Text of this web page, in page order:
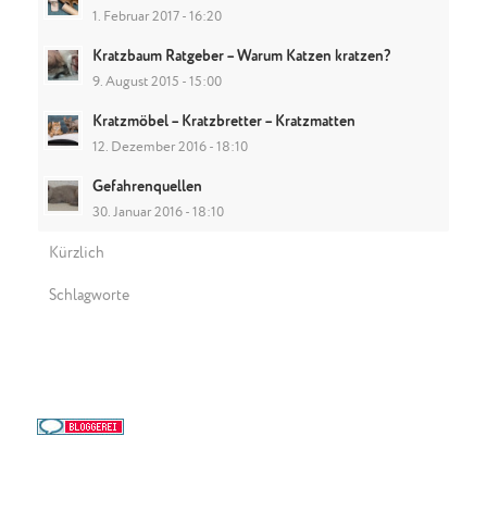
1. Februar 2017 - 16:20
Kratzbaum Ratgeber – Warum Katzen kratzen?
9. August 2015 - 15:00
Kratzmöbel – Kratzbretter – Kratzmatten
12. Dezember 2016 - 18:10
Gefahrenquellen
30. Januar 2016 - 18:10
Kürzlich
Schlagworte